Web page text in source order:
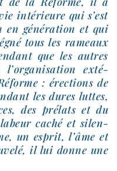
inté­rieure qui s’est
en géné­ra­tion et qui
tous les rameaux
que les autres
exté­
: érec­tions de
les dures luttes,
des pré­lats et du
caché et silen­
un esprit, l’âme et
il lui donne une